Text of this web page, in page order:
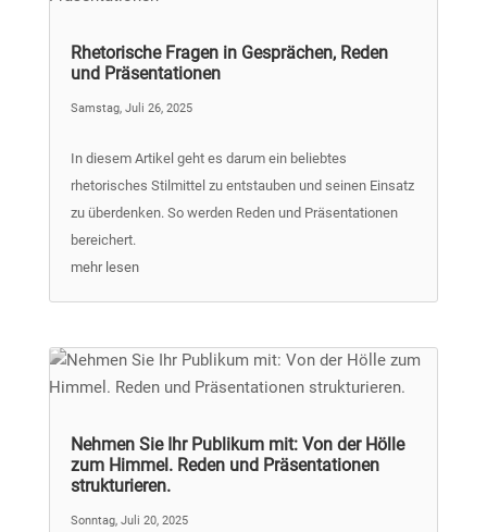
Rhetorische Fragen in Gesprächen, Reden
und Präsentationen
Samstag, Juli 26, 2025
In diesem Artikel geht es darum ein beliebtes
rhetorisches Stilmittel zu entstauben und seinen Einsatz
zu überdenken. So werden Reden und Präsentationen
bereichert.
mehr lesen
Nehmen Sie Ihr Publikum mit: Von der Hölle
zum Himmel. Reden und Präsentationen
strukturieren.
Sonntag, Juli 20, 2025